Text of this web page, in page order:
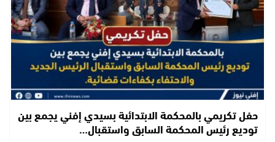
حفل تكريمي بالمحكمة الابتدائية بسيدي إفني يجمع بين
توديع رئيس المحكمة السابق واستقبال…